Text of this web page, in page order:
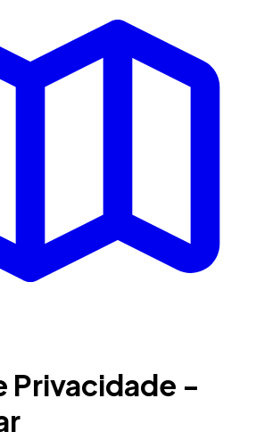
Privacidade -